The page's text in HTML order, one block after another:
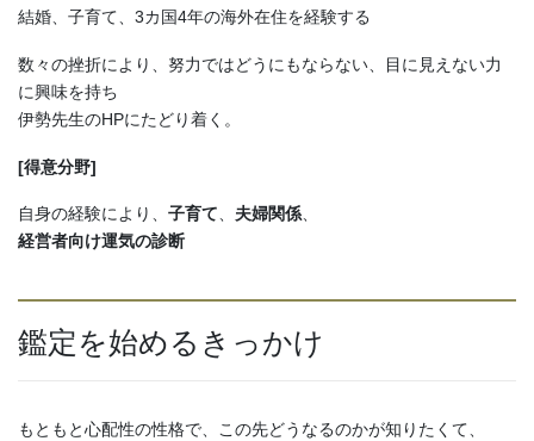
結婚、子育て、3カ国4年の海外在住を経験する
数々の挫折により、努力ではどうにもならない、目に見えない力
に興味を持ち
伊勢先生のHPにたどり着く。
[得意分野]
自身の経験により、 子育て、 夫婦関係、
経営者向け運気の診断
鑑定を始めるきっかけ
もともと心配性の性格で、この先どうなるのかが知りたくて、